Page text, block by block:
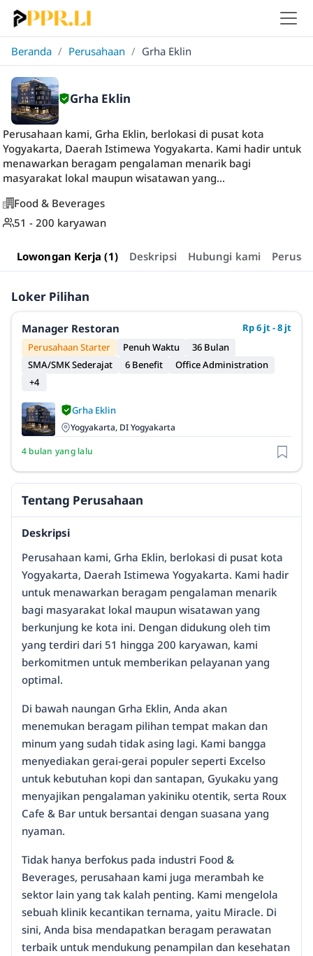
Beranda / Perusahaan / Grha Eklin
Grha Eklin
Perusahaan kami, Grha Eklin, berlokasi di pusat kota
Yogyakarta, Daerah Istimewa Yogyakarta. Kami hadir untuk
menawarkan beragam pengalaman menarik bagi
masyarakat lokal maupun wisatawan yang...
Food & Beverages
51 - 200 karyawan
Lowongan Kerja (1) Deskripsi Hubungi kami
Loker Pilihan
Manager Restoran
Rp 6 jt - 8 jt
Perusahaan Starter
Penuh Waktu
36 Bulan
SMA/SMK Sederajat
6 Benefit
Office Administration
+4
Grha Eklin
Yogyakarta, DI Yogyakarta
4 bulan yang lalu
Tentang Perusahaan
Deskripsi
Perusahaan kami, Grha Eklin, berlokasi di pusat kota
Yogyakarta, Daerah Istimewa Yogyakarta. Kami hadir
untuk menawarkan beragam pengalaman menarik
bagi masyarakat lokal maupun wisatawan yang
berkunjung ke kota ini. Dengan didukung oleh tim
yang terdiri dari 51 hingga 200 karyawan, kami
berkomitmen untuk memberikan pelayanan yang
optimal.
Di bawah naungan Grha Eklin, Anda akan
menemukan beragam pilihan tempat makan dan
minum yang sudah tidak asing lagi. Kami bangga
menyediakan gerai-gerai populer seperti Excelso
untuk kebutuhan kopi dan santapan, Gyukaku yang
menyajikan pengalaman yakiniku otentik, serta Roux
Cafe & Bar untuk bersantai dengan suasana yang
nyaman.
Tidak hanya berfokus pada industri Food &
Beverages, perusahaan kami juga merambah ke
sektor lain yang tak kalah penting. Kami mengelola
sebuah klinik kecantikan ternama, yaitu Miracle. Di
sini, Anda bisa mendapatkan beragam perawatan
terbaik untuk mendukung penampilan dan kesehatan